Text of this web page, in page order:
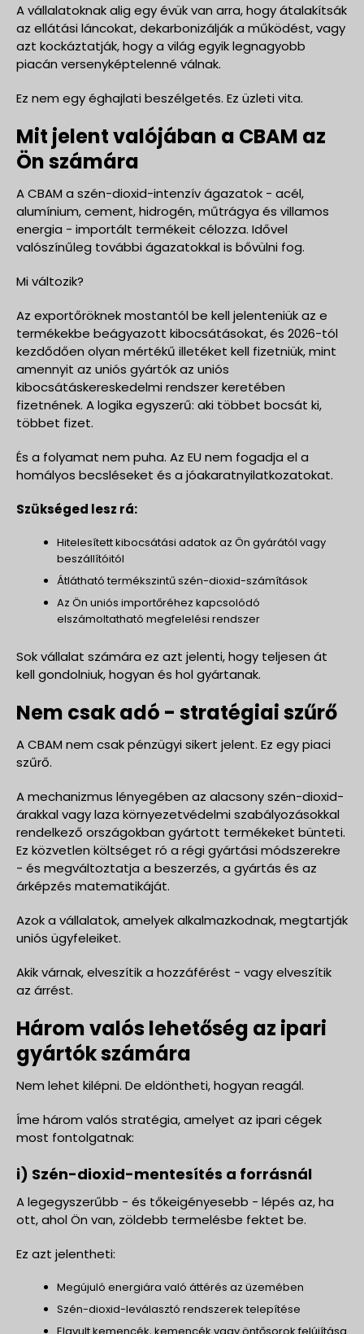
A vállalatoknak alig egy évük van arra, hogy átalakítsák
az ellátási láncokat, dekarbonizálják a működést, vagy
azt kockáztatják, hogy a világ egyik legnagyobb
piacán versenyképtelenné válnak.
Ez nem egy éghajlati beszélgetés. Ez üzleti vita.
Mit jelent valójában a CBAM az
Ön számára
A CBAM a szén-dioxid-intenzív ágazatok - acél,
alumínium, cement, hidrogén, műtrágya és villamos
energia - importált termékeit célozza. Idővel
valószínűleg további ágazatokkal is bővülni fog.
Mi változik?
Az exportőröknek mostantól be kell jelenteniük az e
termékekbe beágyazott kibocsátásokat, és 2026-tól
kezdődően olyan mértékű illetéket kell fizetniük, mint
amennyit az uniós gyártók az uniós
kibocsátáskereskedelmi rendszer keretében
fizetnének. A logika egyszerű: aki többet bocsát ki,
többet fizet.
És a folyamat nem puha. Az EU nem fogadja el a
homályos becsléseket és a jóakaratnyilatkozatokat.
Szükséged lesz rá:
Hitelesített kibocsátási adatok az Ön gyárától vagy
beszállítóitól
Átlátható termékszintű szén-dioxid-számítások
Az Ön uniós importőréhez kapcsolódó
elszámoltatható megfelelési rendszer
Sok vállalat számára ez azt jelenti, hogy teljesen át
kell gondolniuk, hogyan és hol gyártanak.
Nem csak adó - stratégiai szűrő
A CBAM nem csak pénzügyi sikert jelent. Ez egy piaci
szűrő.
A mechanizmus lényegében az alacsony szén-dioxid-
árakkal vagy laza környezetvédelmi szabályozásokkal
rendelkező országokban gyártott termékeket bünteti.
Ez közvetlen költséget ró a régi gyártási módszerekre
- és megváltoztatja a beszerzés, a gyártás és az
árképzés matematikáját.
Azok a vállalatok, amelyek alkalmazkodnak, megtartják
uniós ügyfeleiket.
Akik várnak, elveszítik a hozzáférést - vagy elveszítik
az árrést.
Három valós lehetőség az ipari
gyártók számára
Nem lehet kilépni. De eldöntheti, hogyan reagál.
Íme három valós stratégia, amelyet az ipari cégek
most fontolgatnak:
i) Szén-dioxid-mentesítés a forrásnál
A legegyszerűbb - és tőkeigényesebb - lépés az, ha
ott, ahol Ön van, zöldebb termelésbe fektet be.
Ez azt jelentheti:
Megújuló energiára való áttérés az üzemében
Szén-dioxid-leválasztó rendszerek telepítése
Elavult kemencék, kemencék vagy öntősorok felújítása